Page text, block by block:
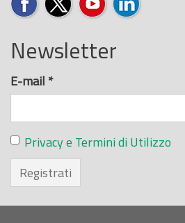
Newsletter
E-mail *
Privacy e Termini di Utilizzo
Registrati